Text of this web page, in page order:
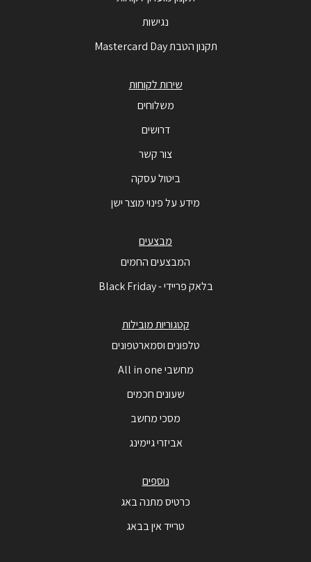
נגישות
תקנון הטבת Mastercard Day
שירות לקוחות
משלוחים
דרושים
צור קשר
ביטול עסקה
מידע על פינוי מוצר ישן
מבצעים
המבצעים החמים
בלאק פריידי - Black Friday
קטגוריות מובילות
טלפונים וסמארטפונים
מחשבי All in one
שעונים חכמים
מסכי מחשב
אביזרי גיימינג
נוספים
כרטיס מתנה באג
טרייד אין בבאג